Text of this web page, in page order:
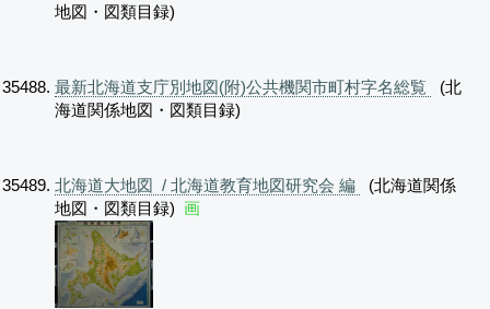
地図・図類目録)
最新北海道支庁別地図(附)公共機関市町村字名総覧
(北
海道関係地図・図類目録)
北海道大地図 / 北海道教育地図研究会 編
(北海道関係
地図・図類目録) 画